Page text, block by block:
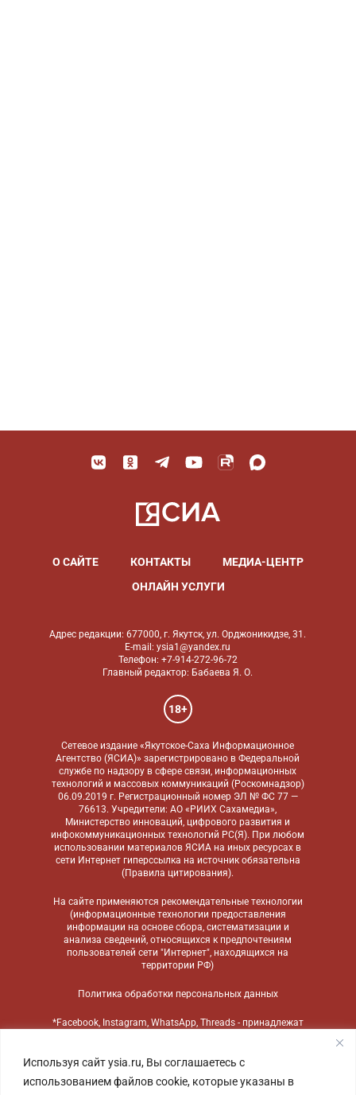
Используя сайт ysia.ru, Вы соглашаетесь с
использованием файлов cookie, которые указаны в
О САЙТЕ КОНТАКТЫ
МЕДИА-ЦЕНТР
ОНЛАЙН УСЛУГИ
Адрес редакции: 677000, г. Якутск, ул. Орджоникидзе, 31.
E-mail: ysia1@yandex.ru
Телефон: +7-914-272-96-72
Главный редактор: Бабаева Я. О.
18+
Сетевое издание «Якутское-Саха Информационное
Агентство (ЯСИА)» зарегистрировано в Федеральной
службе по надзору в сфере связи, информационных
технологий и массовых коммуникаций (Роскомнадзор)
06.09.2019 г. Регистрационный номер ЭЛ № ФС 77 —
76613. Учредители: АО «РИИХ Сахамедиа»,
Министерство инноваций, цифрового развития и
инфокоммуникационных технологий РС(Я). При любом
использовании материалов ЯСИА на иных ресурсах в
сети Интернет гиперссылка на источник обязательна
(Правила цитирования).
На сайте применяются рекомендательные технологии
(информационные технологии предоставления
информации на основе сбора, систематизации и
анализа сведений, относящихся к предпочтениям
пользователей сети "Интернет", находящихся на
территории РФ)
Политика обработки персональных данных
*Facebook, Instagram, WhatsApp, Threads - принадлежат